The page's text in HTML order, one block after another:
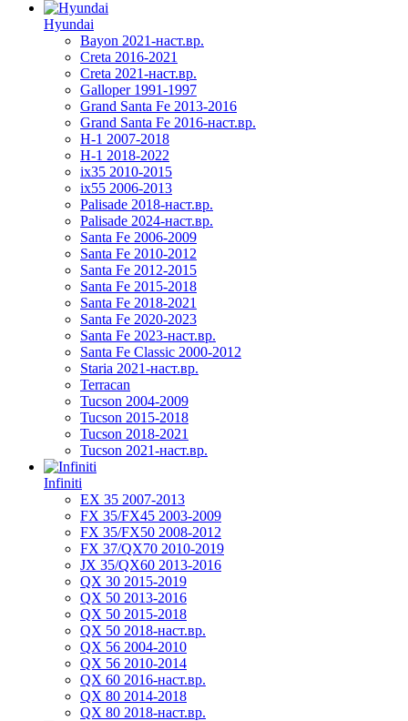
Hyundai
Bayon 2021-наст.вр.
Creta 2016-2021
Creta 2021-наст.вр.
Galloper 1991-1997
Grand Santa Fe 2013-2016
Grand Santa Fe 2016-наст.вр.
H-1 2007-2018
H-1 2018-2022
ix35 2010-2015
ix55 2006-2013
Palisade 2018-наст.вр.
Palisade 2024-наст.вр.
Santa Fe 2006-2009
Santa Fe 2010-2012
Santa Fe 2012-2015
Santa Fe 2015-2018
Santa Fe 2018-2021
Santa Fe 2020-2023
Santa Fe 2023-наст.вр.
Santa Fe Classic 2000-2012
Staria 2021-наст.вр.
Terracan
Tucson 2004-2009
Tucson 2015-2018
Tucson 2018-2021
Tucson 2021-наст.вр.
Infiniti
EX 35 2007-2013
FX 35/FX45 2003-2009
FX 35/FX50 2008-2012
FX 37/QX70 2010-2019
JX 35/QX60 2013-2016
QX 30 2015-2019
QX 50 2013-2016
QX 50 2015-2018
QX 50 2018-наст.вр.
QX 56 2004-2010
QX 56 2010-2014
QX 60 2016-наст.вр.
QX 80 2014-2018
QX 80 2018-наст.вр.